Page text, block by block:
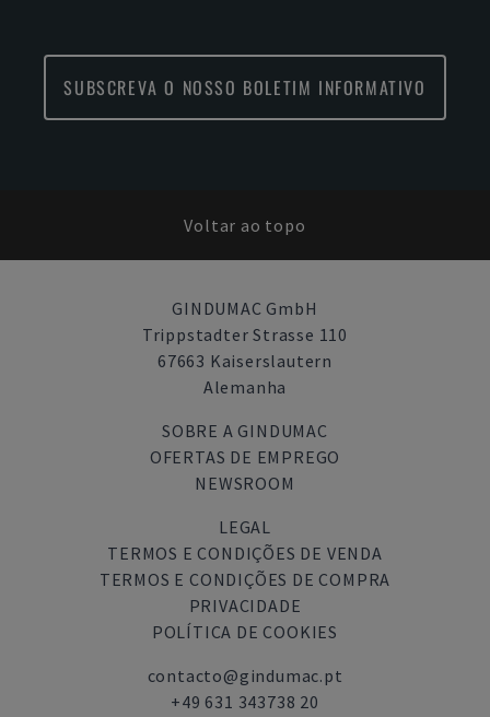
SUBSCREVA O NOSSO BOLETIM INFORMATIVO
Voltar ao topo
GINDUMAC GmbH
Trippstadter Strasse 110
67663 Kaiserslautern
Alemanha
SOBRE A GINDUMAC
OFERTAS DE EMPREGO
NEWSROOM
LEGAL
TERMOS E CONDIÇÕES DE VENDA
TERMOS E CONDIÇÕES DE COMPRA
PRIVACIDADE
POLÍTICA DE COOKIES
contacto@gindumac.pt
+49 631 343738 20